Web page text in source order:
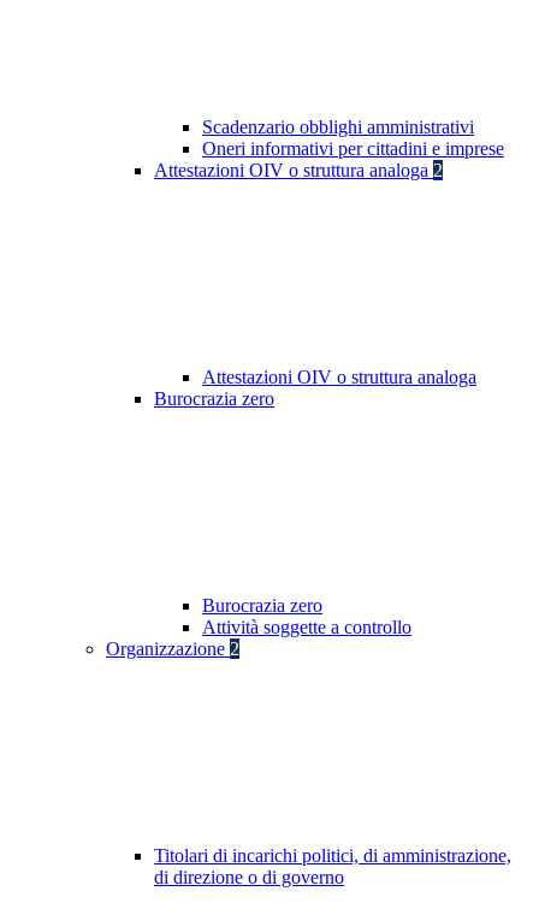
Scadenzario obblighi amministrativi
Oneri informativi per cittadini e imprese
Attestazioni OIV o struttura analoga 2
Attestazioni OIV o struttura analoga
Burocrazia zero
Burocrazia zero
Attività soggette a controllo
Organizzazione 2
Titolari di incarichi politici, di amministrazione,
di direzione o di governo